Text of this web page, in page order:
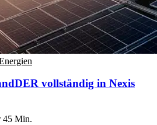
vollständig in Nexis
45 Min.